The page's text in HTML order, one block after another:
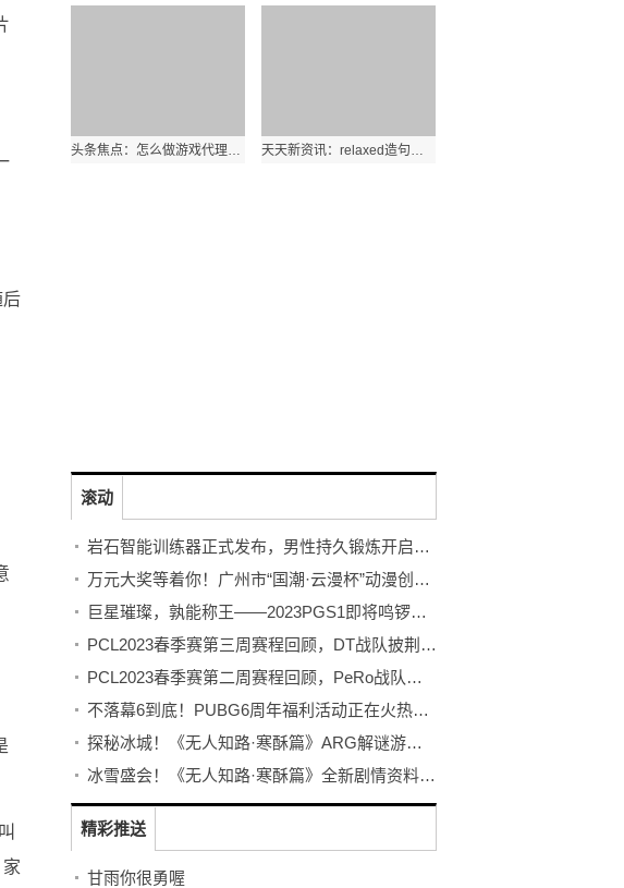
后
头条焦点：怎么做游戏代理_怎么做游戏测试 天天新资讯：relaxed造句（relaxed与）
滚动
岩石智能训练器正式发布，男性持久锻炼开启智能浪潮
万元大奖等着你！广州市“国潮·云漫杯”动漫创作大赛开赛！
巨星璀璨，孰能称王——2023PGS1即将鸣锣开赛！
PCL2023春季赛第三周赛程回顾，DT战队披荆斩棘登顶周冠
PCL2023春季赛第二周赛程回顾，PeRo战队绝地反击夺桂冠
不落幕6到底！PUBG6周年福利活动正在火热开启！
探秘冰城！《无人知路·寒酥篇》ARG解谜游戏！打破次元的更多可能！
冰雪盛会！《无人知路·寒酥篇》全新剧情资料片发布！ARG解谜游戏
精彩推送
甘雨你很勇喔